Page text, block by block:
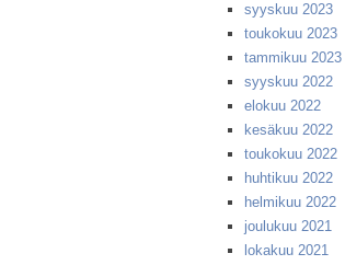
syyskuu 2023
toukokuu 2023
tammikuu 2023
syyskuu 2022
elokuu 2022
kesäkuu 2022
toukokuu 2022
huhtikuu 2022
helmikuu 2022
joulukuu 2021
lokakuu 2021